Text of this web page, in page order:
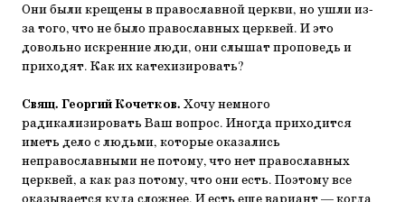
Они были крещены в православной церкви, но ушли из-
за того, что не было православных церквей. И это
довольно искренние люди, они слышат проповедь и
приходят. Как их катехизировать?
Свящ. Георгий Кочетков. Хочу немного
радикализировать Ваш вопрос. Иногда приходится
иметь дело с людьми, которые оказались
неправославными не потому, что нет православных
церквей, а как раз потому, что они есть. Поэтому все